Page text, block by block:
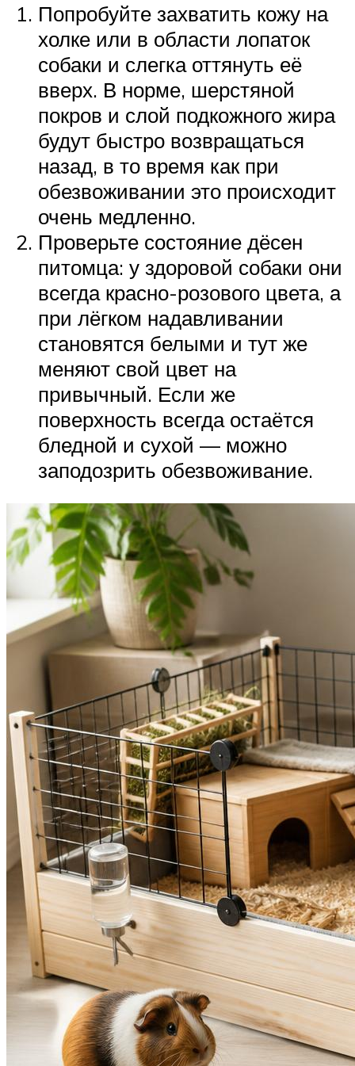
Попробуйте захватить кожу на
холке или в области лопаток
собаки и слегка оттянуть её
вверх. В норме, шерстяной
покров и слой подкожного жира
будут быстро возвращаться
назад, в то время как при
обезвоживании это происходит
очень медленно.
Проверьте состояние дёсен
питомца: у здоровой собаки они
всегда красно-розового цвета, а
при лёгком надавливании
становятся белыми и тут же
меняют свой цвет на
привычный. Если же
поверхность всегда остаётся
бледной и сухой — можно
заподозрить обезвоживание.